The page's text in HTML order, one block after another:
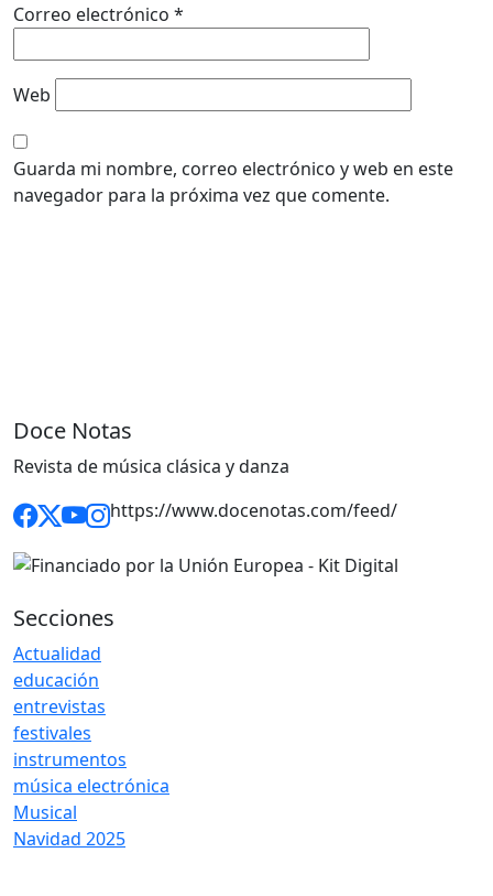
Correo electrónico *
Web
Guarda mi nombre, correo electrónico y web en este
navegador para la próxima vez que comente.
Doce Notas
Revista de música clásica y danza
https://www.docenotas.com/feed/
Secciones
Actualidad
educación
entrevistas
festivales
instrumentos
música electrónica
Musical
Navidad 2025